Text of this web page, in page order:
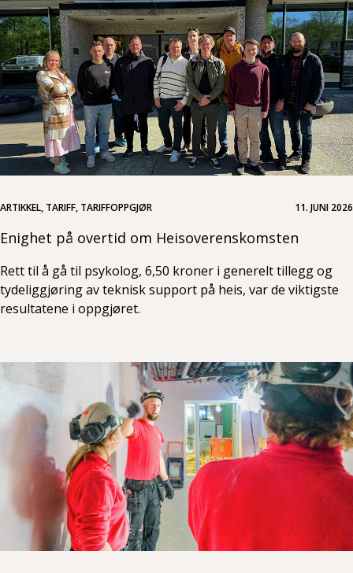
ARTIKKEL, TARIFF, TARIFFOPPGJØR 11. JUNI 2026
Enighet på overtid om Heisoverenskomsten
Rett til å gå til psykolog, 6,50 kroner i generelt tillegg og
tydeliggjøring av teknisk support på heis, var de viktigste
resultatene i oppgjøret.